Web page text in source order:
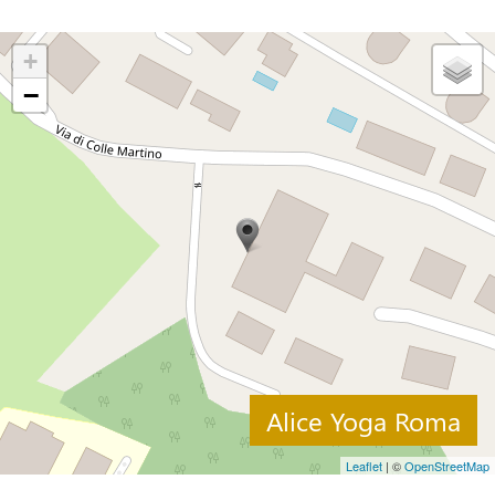
+
−
Leaflet | ©OpenStreetMap
Alice Yoga Roma